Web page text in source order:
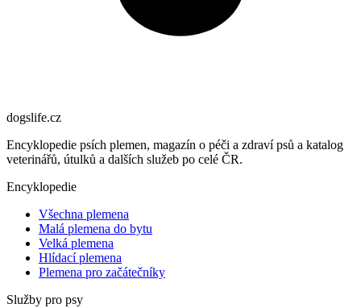
dogslife.cz
Encyklopedie psích plemen, magazín o péči a zdraví psů a katalog
veterinářů, útulků a dalších služeb po celé ČR.
Encyklopedie
Všechna plemena
Malá plemena do bytu
Velká plemena
Hlídací plemena
Plemena pro začátečníky
Služby pro psy